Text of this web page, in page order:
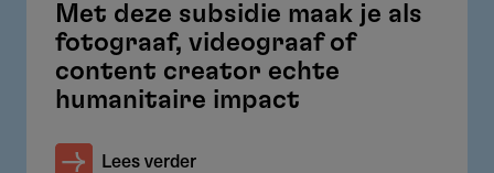
Met deze subsidie maak je als
fotograaf, videograaf of
content creator echte
humanitaire impact
Lees verder